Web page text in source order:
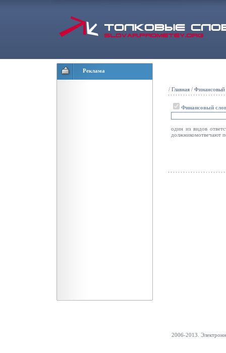
Реклама
/ Главная / Финансовый
Финансовый
один из видов
должникомотвечают
2006-2013.